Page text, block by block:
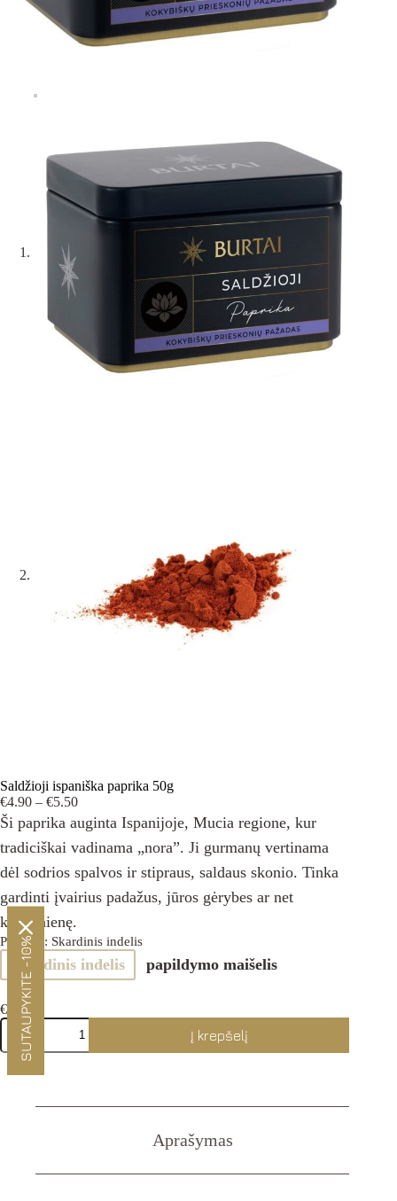
Saldžioji ispaniška paprika 50g
€4.90 – €5.50Price
range:
€4.90
through
€5.50
Ši paprika auginta Ispanijoje, Mucia regione, kur
tradiciškai vadinama „nora”. Ji gurmanų vertinama
dėl sodrios spalvos ir stipraus, saldaus skonio. Tinka
gardinti įvairius padažus, jūros gėrybes ar net
kiaušinienę.
Pakuotė : Skardinis indelis
Skardinis indelis papildymo maišelis
€ 5.50
produkto
kiekis:
Saldžioji
Į krepšelį
Aprašymas
SUTAUPYKITE -10%